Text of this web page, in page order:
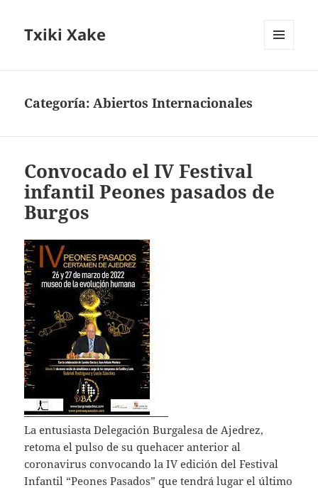
Txiki Xake
Categoría:Abiertos Internacionales
Convocado el IV Festival
infantil Peones pasados de
Burgos
La entusiasta Delegación Burgalesa de Ajedrez,
retoma el pulso de su quehacer anterior al
coronavirus convocando la IV edición del Festival
Infantil “Peones Pasados” que tendrá lugar el último